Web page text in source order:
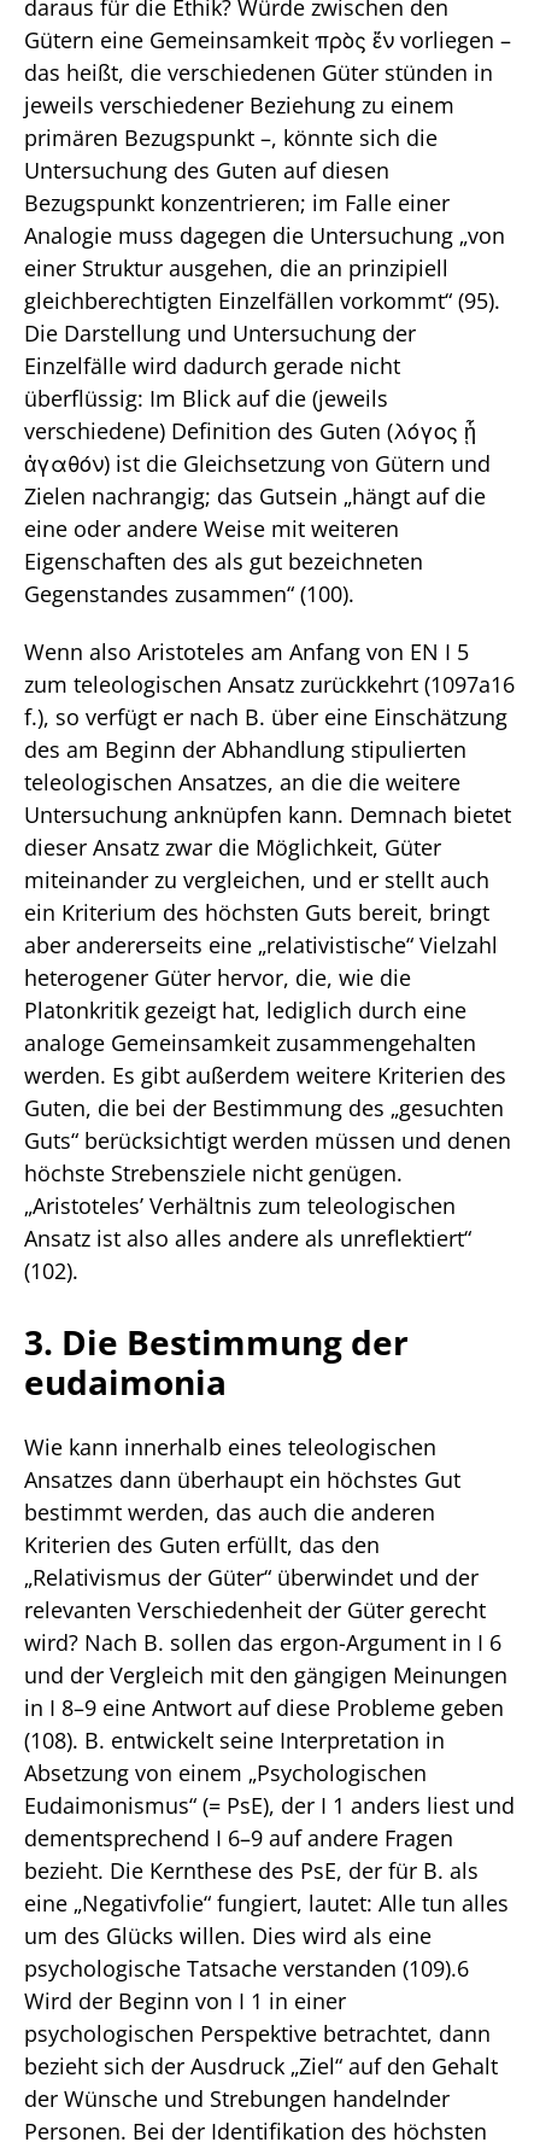
daraus für die Ethik? Würde zwischen den
Gütern eine Gemeinsamkeit πρὸς ἕν vorliegen –
das heißt, die verschiedenen Güter stünden in
jeweils verschiedener Beziehung zu einem
primären Bezugspunkt –, könnte sich die
Untersuchung des Guten auf diesen
Bezugspunkt konzentrieren; im Falle einer
Analogie muss dagegen die Untersuchung „von
einer Struktur ausgehen, die an prinzipiell
gleichberechtigten Einzelfällen vorkommt“ (95).
Die Darstellung und Untersuchung der
Einzelfälle wird dadurch gerade nicht
überflüssig: Im Blick auf die (jeweils
verschiedene) Definition des Guten (λόγος ᾗ
ἀγαθόν) ist die Gleichsetzung von Gütern und
Zielen nachrangig; das Gutsein „hängt auf die
eine oder andere Weise mit weiteren
Eigenschaften des als gut bezeichneten
Gegenstandes zusammen“ (100).
Wenn also Aristoteles am Anfang von EN I 5
zum teleologischen Ansatz zurückkehrt (1097a16
f.), so verfügt er nach B. über eine Einschätzung
des am Beginn der Abhandlung stipulierten
teleologischen Ansatzes, an die die weitere
Untersuchung anknüpfen kann. Demnach bietet
dieser Ansatz zwar die Möglichkeit, Güter
miteinander zu vergleichen, und er stellt auch
ein Kriterium des höchsten Guts bereit, bringt
aber andererseits eine „relativistische“ Vielzahl
heterogener Güter hervor, die, wie die
Platonkritik gezeigt hat, lediglich durch eine
analoge Gemeinsamkeit zusammengehalten
werden. Es gibt außerdem weitere Kriterien des
Guten, die bei der Bestimmung des „gesuchten
Guts“ berücksichtigt werden müssen und denen
höchste Strebensziele nicht genügen.
„Aristoteles’ Verhältnis zum teleologischen
Ansatz ist also alles andere als unreflektiert“
(102).
3. Die Bestimmung der
eudaimonia
Wie kann innerhalb eines teleologischen
Ansatzes dann überhaupt ein höchstes Gut
bestimmt werden, das auch die anderen
Kriterien des Guten erfüllt, das den
„Relativismus der Güter“ überwindet und der
relevanten Verschiedenheit der Güter gerecht
wird? Nach B. sollen das ergon-Argument in I 6
und der Vergleich mit den gängigen Meinungen
in I 8–9 eine Antwort auf diese Probleme geben
(108). B. entwickelt seine Interpretation in
Absetzung von einem „Psychologischen
Eudaimonismus“ (= PsE), der I 1 anders liest und
dementsprechend I 6–9 auf andere Fragen
bezieht. Die Kernthese des PsE, der für B. als
eine „Negativfolie“ fungiert, lautet: Alle tun alles
um des Glücks willen. Dies wird als eine
psychologische Tatsache verstanden (109).6
Wird der Beginn von I 1 in einer
psychologischen Perspektive betrachtet, dann
bezieht sich der Ausdruck „Ziel“ auf den Gehalt
der Wünsche und Strebungen handelnder
Personen. Bei der Identifikation des höchsten